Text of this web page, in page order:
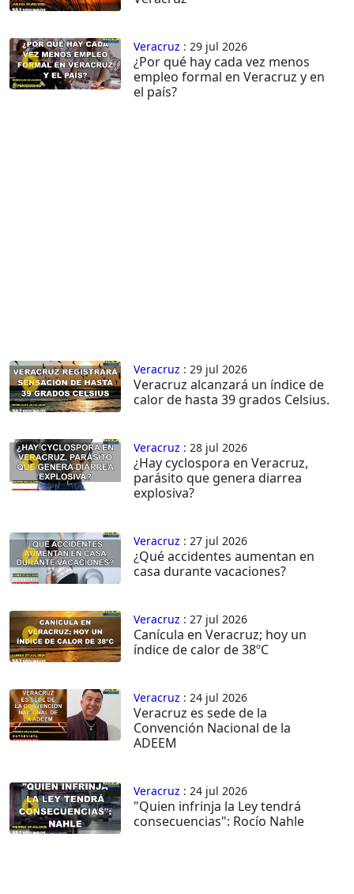
Veracruz : 29 jul 2026
¿Por qué hay cada vez menos
empleo formal en Veracruz y en
el país?
Veracruz : 29 jul 2026
Veracruz alcanzará un índice de
calor de hasta 39 grados Celsius.
Veracruz : 28 jul 2026
¿Hay cyclospora en Veracruz,
parásito que genera diarrea
explosiva?
Veracruz : 27 jul 2026
¿Qué accidentes aumentan en
casa durante vacaciones?
Veracruz : 27 jul 2026
Canícula en Veracruz; hoy un
índice de calor de 38ºC
Veracruz : 24 jul 2026
Veracruz es sede de la
Convención Nacional de la
ADEEM
Veracruz : 24 jul 2026
"Quien infrinja la Ley tendrá
consecuencias": Rocío Nahle